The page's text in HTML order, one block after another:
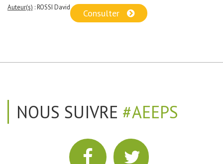
Auteur(s) : ROSSI David
Consulter
NOUS SUIVRE #AEEPS